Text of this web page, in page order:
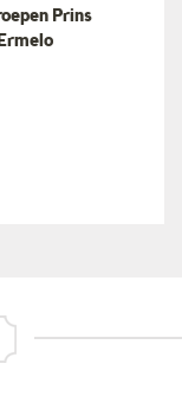
Prins